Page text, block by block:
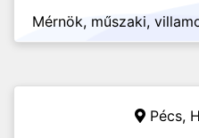
Mérnök, műszaki,
Pécs,